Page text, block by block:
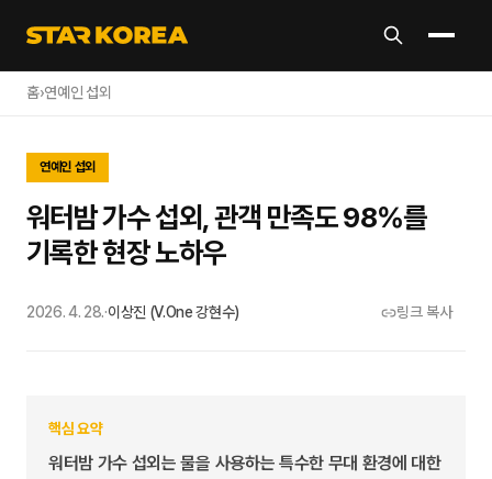
홈›연예인 섭외
연예인 섭외
워터밤 가수 섭외, 관객 만족도 98%를
기록한 현장 노하우
2026. 4. 28.·이상진 (V.One 강현수) 링크 복사
핵심 요약
워터밤 가수 섭외는 물을 사용하는 특수한 무대 환경에 대한